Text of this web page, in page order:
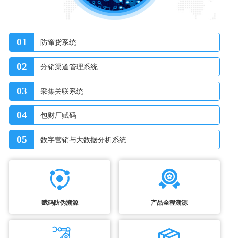
01 防窜货系统
02 分销渠道管理系统
03 采集关联系统
04 包财厂赋码
05 数字营销与大数据分析系统
赋码防伪溯源 产品全程溯源